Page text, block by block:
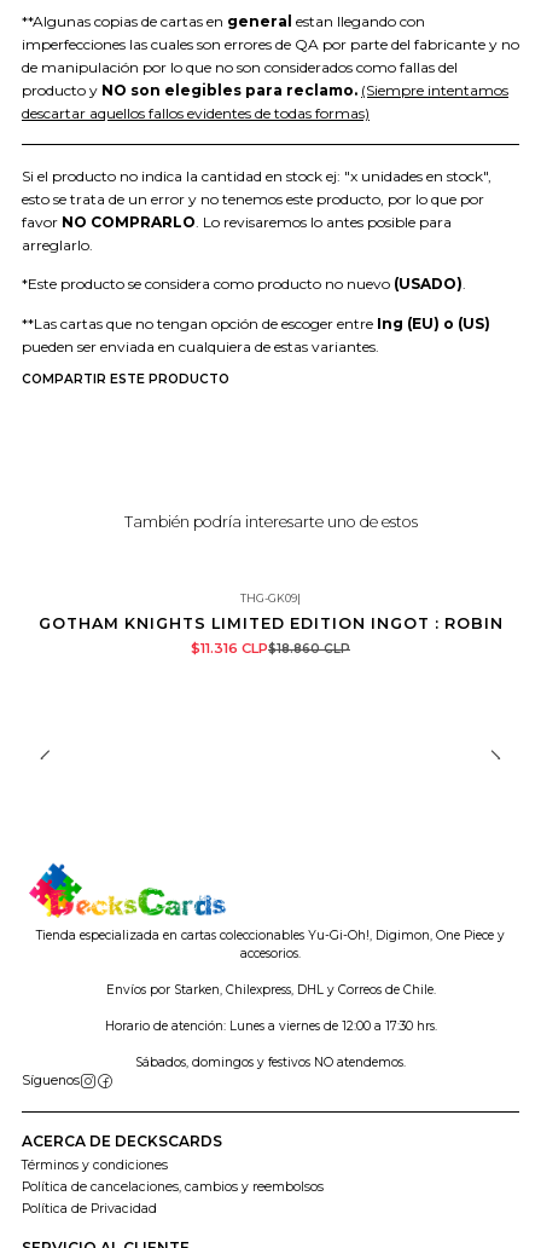
**Algunas copias de cartas en general estan llegando con
imperfecciones las cuales son errores de QA por parte del fabricante y no
de manipulación por lo que no son considerados como fallas del
producto y NO son elegibles para reclamo. (Siempre intentamos
descartar aquellos fallos evidentes de todas formas)
Si el producto no indica la cantidad en stock ej: "x unidades en stock",
esto se trata de un error y no tenemos este producto, por lo que por
favor NO COMPRARLO . Lo revisaremos lo antes posible para
arreglarlo.
*Este producto se considera como producto no nuevo (USADO).
**Las cartas que no tengan opción de escoger entre Ing (EU) o (US)
pueden ser enviada en cualquiera de estas variantes.
COMPARTIR ESTE PRODUCTO
También podría interesarte uno de estos
-40%
THG-GK09|
GOTHAM KNIGHTS LIMITED EDITION INGOT : ROBIN
$11.316 CLP$18.860 CLP
Tienda especializada en cartas coleccionables Yu-Gi-Oh!, Digimon, One Piece y
accesorios.
Envíos por Starken, Chilexpress, DHL y Correos de Chile.
Horario de atención: Lunes a viernes de 12:00 a 17:30 hrs.
Sábados, domingos y festivos NO atendemos.
Síguenos
ACERCA DE DECKSCARDS
Términos y condiciones
Política de cancelaciones, cambios y reembolsos
Política de Privacidad